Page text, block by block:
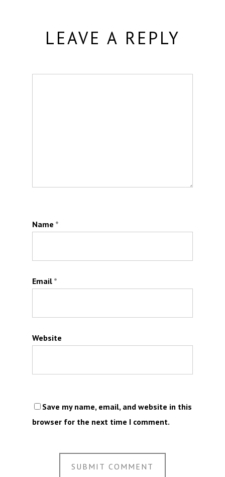
LEAVE A REPLY
Name *
Email *
Website
Save my name, email, and website in this
browser for the next time I comment.